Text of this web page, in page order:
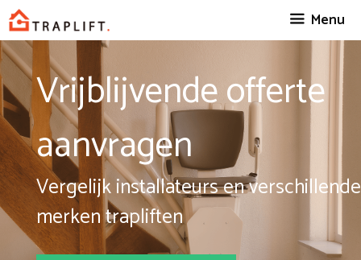
Spring
naar
inhoud
Menu
Vrijblijvende offerte
aanvragen
Vergelijk installateurs en verschillende
merken trapliften